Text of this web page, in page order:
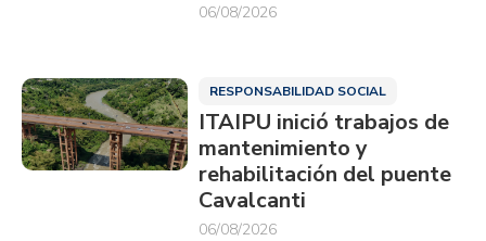
06/08/2026
RESPONSABILIDAD SOCIAL
ITAIPU inició trabajos de
mantenimiento y
rehabilitación del puente
Cavalcanti
06/08/2026